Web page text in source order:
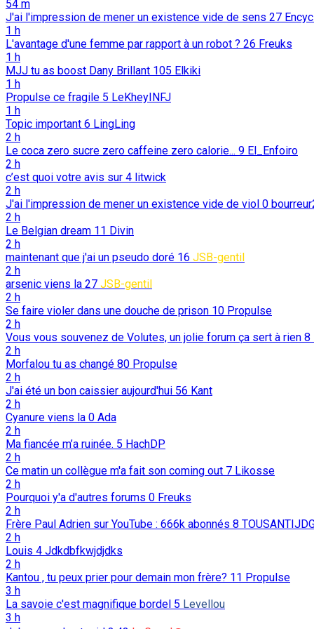
54 m
J'ai l'impression de mener un existence vide de sens 27
1 h
L'avantage d'une femme par rapport à un robot ? 26 Freuks
1 h
MJJ tu as boost Dany Brillant 105 Elkiki
1 h
Propulse ce fragile 5 LeKheyINFJ
1 h
Topic important 6 LingLing
2 h
Le coca zero sucre zero caffeine zero calorie... 9 El_Enfoiro
2 h
c’est quoi votre avis sur 4 litwick
2 h
J'ai l'impression de mener un existence vide de viol 0
2 h
Le Belgian dream 11 Divin
2 h
maintenant que j'ai un pseudo doré 16 JSB-gentil
2 h
arsenic viens la 27 JSB-gentil
2 h
Se faire violer dans une douche de prison 10 Propulse
2 h
Vous vous souvenez de Volutes, un jolie forum ça sert à rien 8
2 h
Morfalou tu as changé 80 Propulse
2 h
J'ai été un bon caissier aujourd'hui 56 Kant
2 h
Cyanure viens la 0 Ada
2 h
Ma fiancée m’a ruinée. 5 HachDP
2 h
Ce matin un collègue m'a fait son coming out 7 Likosse
2 h
Pourquoi y'a d'autres forums 0 Freuks
2 h
Frère Paul Adrien sur YouTube : 666k abonnés 8
2 h
Louis 4 Jdkdbfkwjdjdks
2 h
Kantou , tu peux prier pour demain mon frère? 11 Propulse
3 h
La savoie c'est magnifique bordel 5 Levellou
3 h